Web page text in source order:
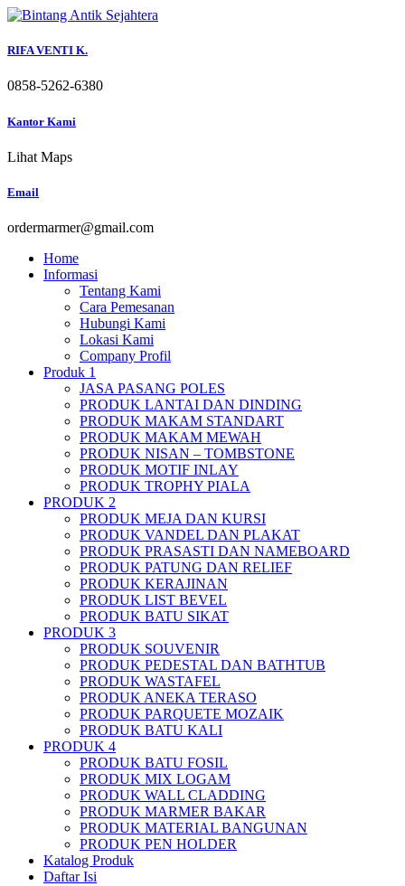
Skip
content
RIFA VENTI K.
0858-5262-6380
Kantor Kami
Lihat Maps
Email
ordermarmer@gmail.com
Home
Informasi
Tentang Kami
Cara Pemesanan
Hubungi Kami
Lokasi Kami
Company Profil
Produk 1
JASA PASANG POLES
PRODUK LANTAI DAN DINDING
PRODUK MAKAM STANDART
PRODUK MAKAM MEWAH
PRODUK NISAN – TOMBSTONE
PRODUK MOTIF INLAY
PRODUK TROPHY PIALA
PRODUK 2
PRODUK MEJA DAN KURSI
PRODUK VANDEL DAN PLAKAT
PRODUK PRASASTI DAN NAMEBOARD
PRODUK PATUNG DAN RELIEF
PRODUK KERAJINAN
PRODUK LIST BEVEL
PRODUK BATU SIKAT
PRODUK 3
PRODUK SOUVENIR
PRODUK PEDESTAL DAN BATHTUB
PRODUK WASTAFEL
PRODUK ANEKA TERASO
PRODUK PARQUETE MOZAIK
PRODUK BATU KALI
PRODUK 4
PRODUK BATU FOSIL
PRODUK MIX LOGAM
PRODUK WALL CLADDING
PRODUK MARMER BAKAR
PRODUK MATERIAL BANGUNAN
PRODUK PEN HOLDER
Katalog Produk
Daftar Isi